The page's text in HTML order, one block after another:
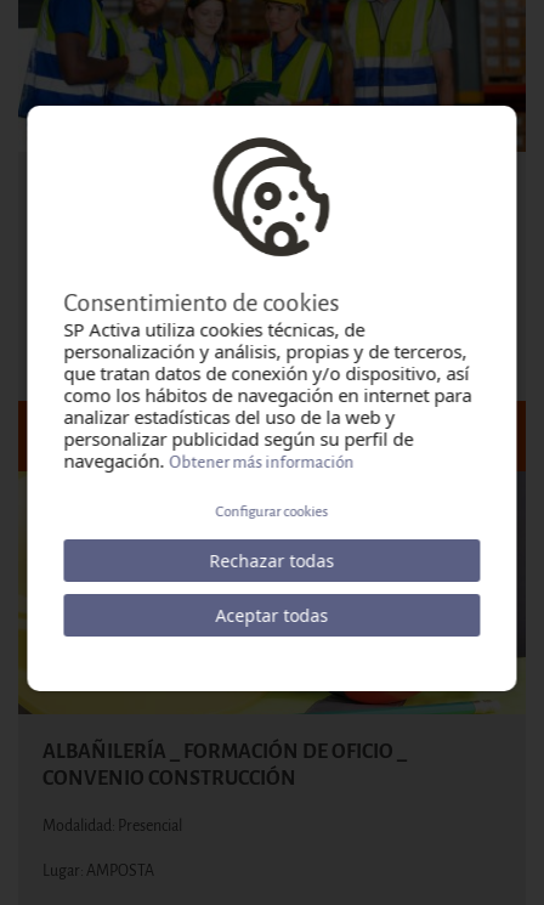
PREVENCIÓN DE RIESGOS LABORALES DEL
PUESTO DE TRABAJO
Lugar: VALENCIA
Inicio:Lunes, Agosto 10, 2026 - 09:00
DETALLE Y FECHAS DEL CURSO
ALBAÑILERÍA _ FORMACIÓN DE OFICIO _
CONVENIO CONSTRUCCIÓN
Modalidad: Presencial
Lugar: AMPOSTA
Consentimiento de cookies
SP Activa utiliza cookies técnicas, de
personalización y análisis, propias y de terceros,
que tratan datos de conexión y/o dispositivo, así
como los hábitos de navegación en internet para
analizar estadísticas del uso de la web y
personalizar publicidad según su perfil de
navegación.Obtener más información
Configurar cookies
Rechazar todas
Aceptar todas